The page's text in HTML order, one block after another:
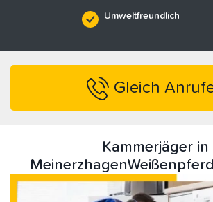
Umweltfreundlich
Gleich
Kammerjäger in